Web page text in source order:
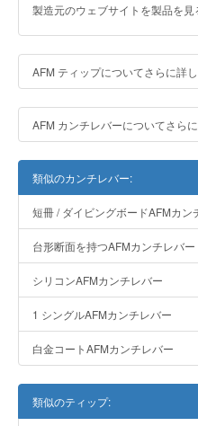
製造元のウェブサイトを製品を見
AFM ティップについてさらに詳し
AFM カンチレバーについてさら
類似のカンチレバー:
短冊 / ダイビングボードAFMカン
台形断面を持つAFMカンチレバ
シリコンAFMカンチレバー
1 シングルAFMカンチレバー
白金コートAFMカンチレバー
類似のティップ: